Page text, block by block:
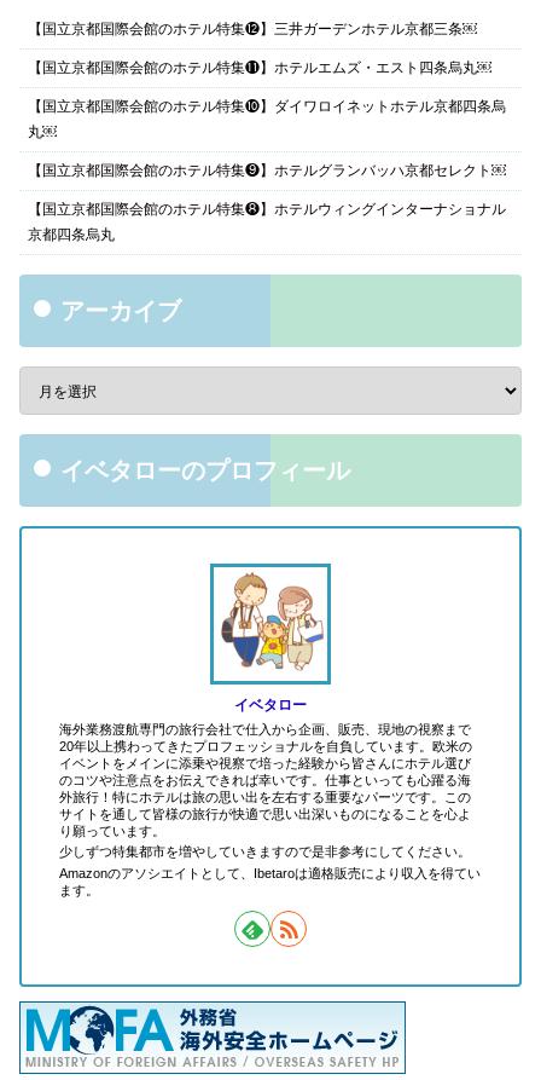
【国立京都国際会館のホテル特集⓬】三井ガーデンホテル京都三条￼
【国立京都国際会館のホテル特集⓫】ホテルエムズ・エスト四条烏丸￼
【国立京都国際会館のホテル特集❿】ダイワロイネットホテル京都四条烏
丸￼
【国立京都国際会館のホテル特集❾】ホテルグランバッハ京都セレクト￼
【国立京都国際会館のホテル特集❽】ホテルウィングインターナショナル
京都四条烏丸
アーカイブ
イベタローのプロフィール
イベタロー
海外業務渡航専門の旅行会社で仕入から企画、販売、現地の視察まで
20年以上携わってきたプロフェッショナルを自負しています。欧米の
イベントをメインに添乗や視察で培った経験から皆さんにホテル選び
のコツや注意点をお伝えできれば幸いです。仕事といっても心躍る海
外旅行！特にホテルは旅の思い出を左右する重要なパーツです。この
サイトを通して皆様の旅行が快適で思い出深いものになることを心よ
り願っています。
少しずつ特集都市を増やしていきますので是非参考にしてください。
Amazonのアソシエイトとして、Ibetaroは適格販売により収入を得てい
ます。